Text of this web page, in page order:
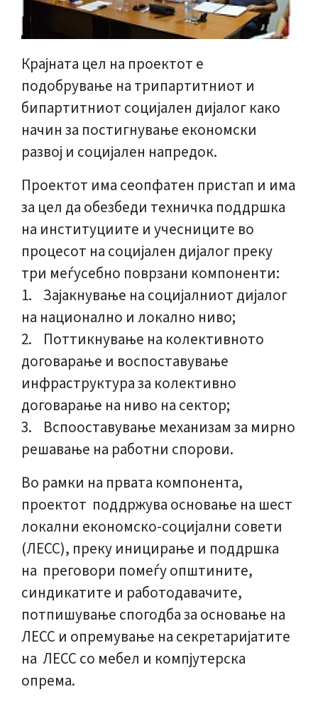
Крајната цел на проектот е
подобрување на трипартитниот и
бипартитниот социјален дијалог како
начин за постигнување економски
развој и социјален напредок.
Проектот има сеопфатен пристап и има
за цел да обезбеди техничка поддршка
на институциите и учесниците во
процесот на социјален дијалог преку
три меѓусебно поврзани компоненти:
1. Зајакнување на социјалниот дијалог
на национално и локално ниво;
2. Поттикнување на колективното
договарање и воспоставување
инфраструктура за колективно
договарање на ниво на сектор;
3. Вспооставување механизам за мирно
решавање на работни спорови.
Во рамки на првата компонента,
проектот поддржува основање на шест
локални економско-социјални совети
(ЛЕСС), преку иницирање и поддршка
на преговори помеѓу општините,
синдикатите и работодавачите,
потпишување спогодба за основање на
ЛЕСС и опремување на секретаријатите
на ЛЕСС со мебел и компјутерска
опрема.